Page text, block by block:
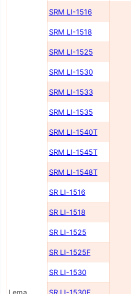
Lema
SRM LI-1516
SRM LI-1518
SRM LI-1525
SRM LI-1530
SRM LI-1533
SRM LI-1535
SRM LI-1540Т
SRM LI-1545Т
SRM LI-1548Т
SR LI-1516
SR LI-1518
SR LI-1525
SR LI-1525F
SR LI-1530
SR LI-1530F